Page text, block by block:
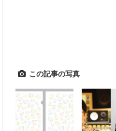
この記事の写真